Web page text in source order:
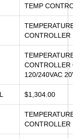
TEMP
CONTROLLER
CONTROLLER
120/240VAC
$1,304.00
CONTROLLER